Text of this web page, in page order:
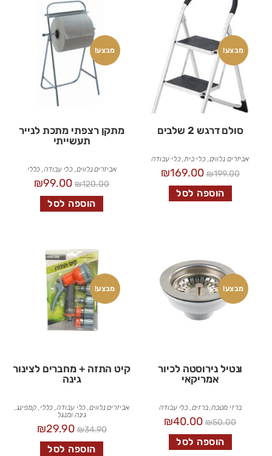
מבצע!
סולם דרגש 2 שלבים
אביזרים נלווים,כלי בית,כלי עבודה
₪199.00
₪169.00
הוספה לסל
מבצע!
מתקן רצפתי מתכת לנייר
תעשייתי
אביזרים נלווים, כלי עבודה, כללי
₪120.00
₪99.00
הוספה לסל
מבצע!
ונטיל נירוסטה לכיור
אמריקאי
ברזי מטבח,ברזים, כלי עבודה
₪50.00
₪40.00
הוספה לסל
מבצע!
קיט התזה + מחברים לצינור
גינה
אביזרים נלווים, כלי עבודה, כללי,קמפינג,
גינה ומנגל
₪34.90
₪29.90
הוספה לסל